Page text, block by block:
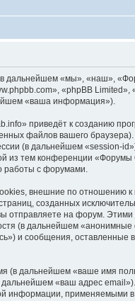
дальнейшем «мы», «наш»,
«phpBB Limited»,
«ваша информация»).
приведёт к созданию
файлов вашего
(в дальнейшем «session-
из тем конференции «Форумы
работы с форумами.
внешние по отношению
созданных
отправляете на форум. Этими
(в дальнейшем
и сообщения, оставленные
(в дальнейшем «ваше имя
«ваш адрес
информации, применяемыми